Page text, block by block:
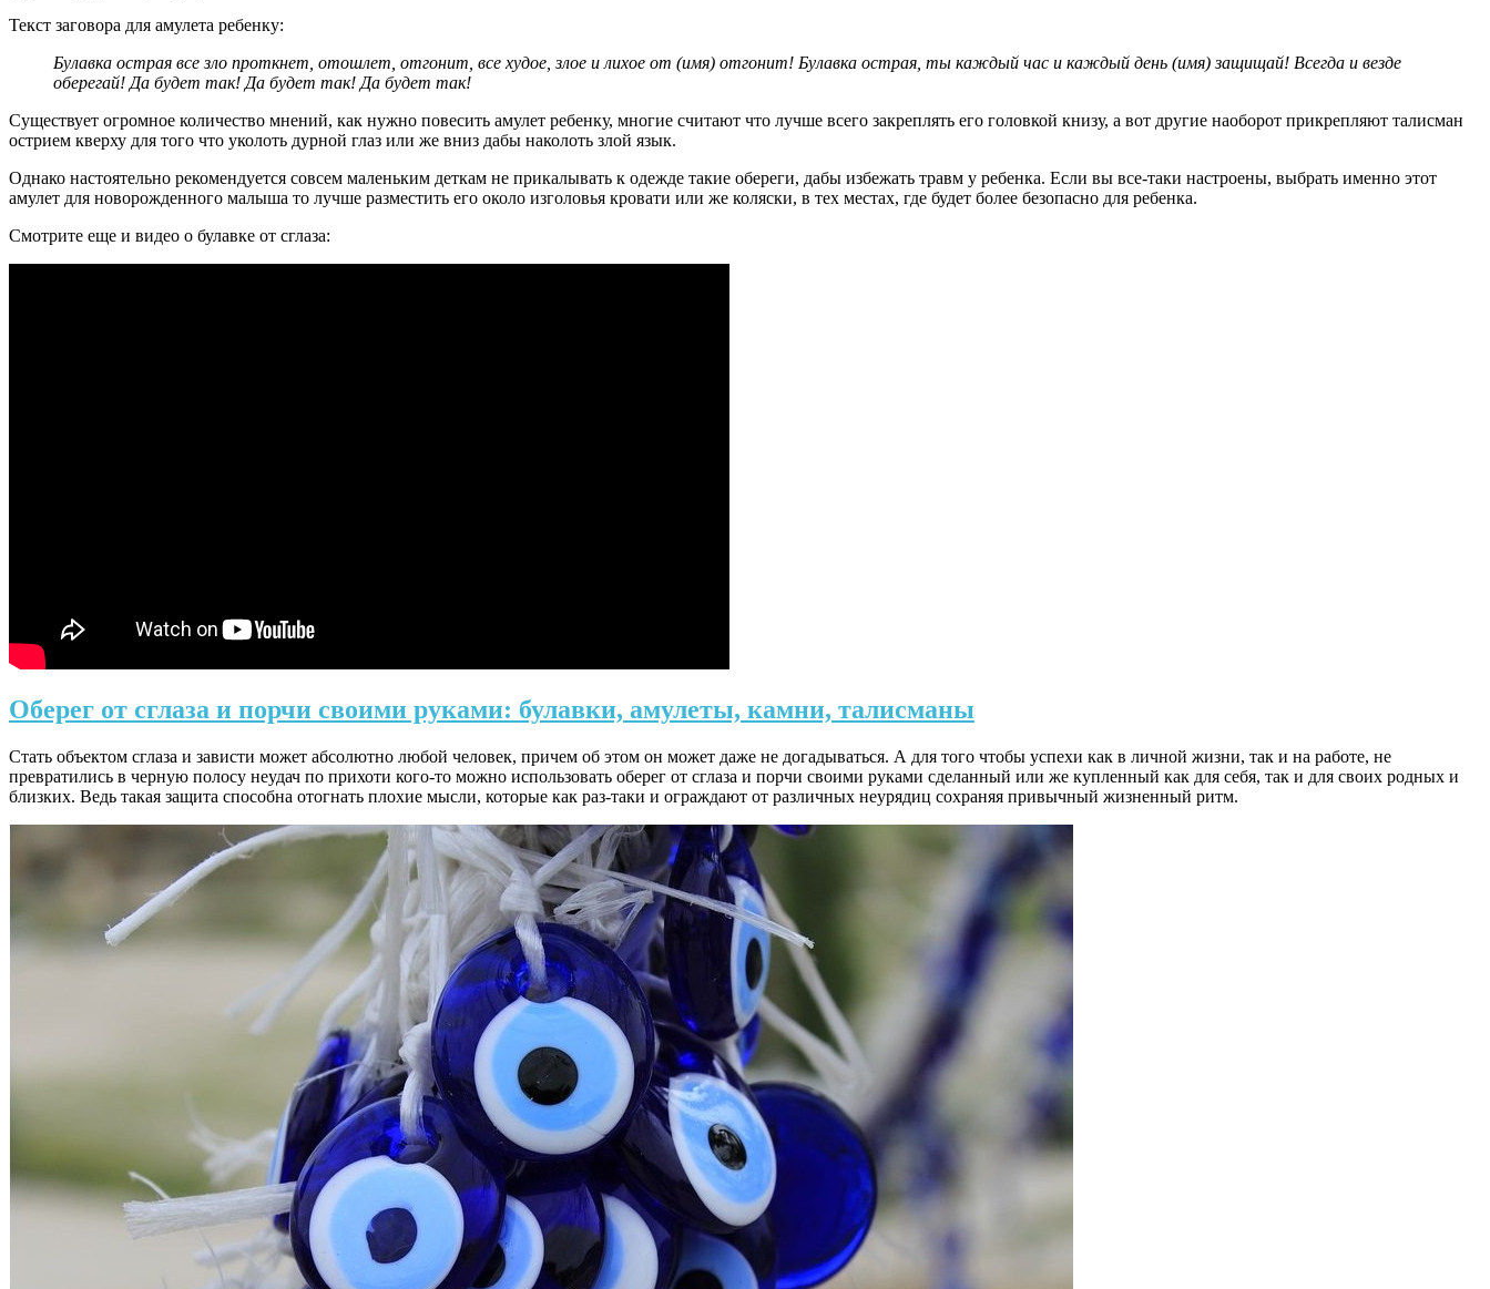
Текст заговора для амулета ребенку:
Булавка острая все зло проткнет, отошлет, отгонит, все худое, злое и лихое от (имя) отгонит! Булавка острая, ты каждый час и каждый день (имя) защищай! Всегда и везде
оберегай! Да будет так! Да будет так! Да будет так!
Существует огромное количество мнений, как нужно повесить амулет ребенку, многие считают что лучше всего закреплять его головкой книзу, а вот другие наоборот прикрепляют талисман
острием кверху для того что уколоть дурной глаз или же вниз дабы наколоть злой язык.
Однако настоятельно рекомендуется совсем маленьким деткам не прикалывать к одежде такие обереги, дабы избежать травм у ребенка. Если вы все-таки настроены, выбрать именно этот
амулет для новорожденного малыша то лучше разместить его около изголовья кровати или же коляски, в тех местах, где будет более безопасно для ребенка.
Смотрите еще и видео о булавке от сглаза:
Оберег от сглаза и порчи своими руками: булавки, амулеты, камни, талисманы
Стать объектом сглаза и зависти может абсолютно любой человек, причем об этом он может даже не догадываться. А для того чтобы успехи как в личной жизни, так и на работе, не
превратились в черную полосу неудач по прихоти кого-то можно использовать оберег от сглаза и порчи своими руками сделанный или же купленный как для себя, так и для своих родных и
близких. Ведь такая защита способна отогнать плохие мысли, которые как раз-таки и ограждают от различных неурядиц сохраняя привычный жизненный ритм.